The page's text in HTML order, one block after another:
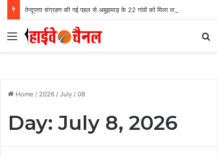
Menu
Home / 2026 /July /08
Day:July 8, 2026